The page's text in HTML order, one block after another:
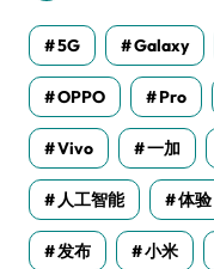
5G Galaxy
OPPO Pro
Vivo 一加
人工智能 体验
发布 小米